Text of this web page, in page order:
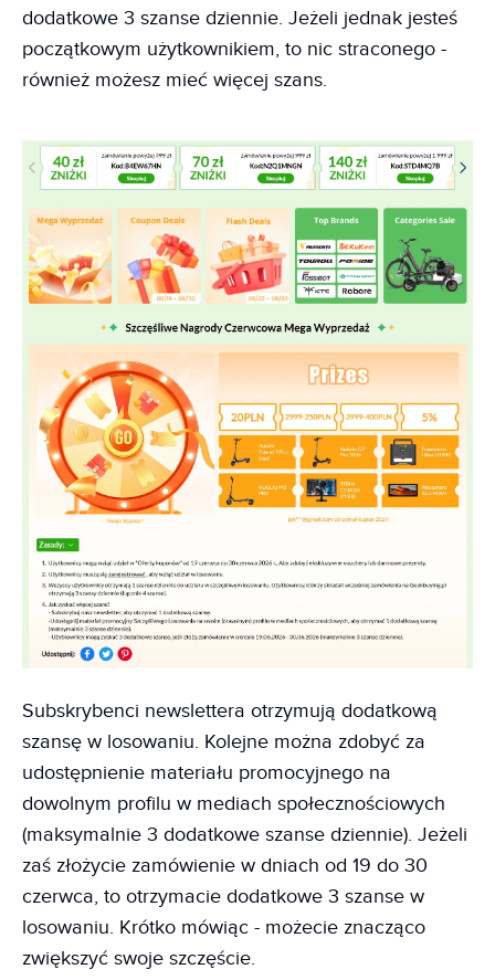
dodatkowe 3 szanse dziennie. Jeżeli jednak jesteś
początkowym użytkownikiem, to nic straconego -
również możesz mieć więcej szans.
Subskrybenci newslettera otrzymują dodatkową
szansę w losowaniu. Kolejne można zdobyć za
udostępnienie materiału promocyjnego na
dowolnym profilu w mediach społecznościowych
(maksymalnie 3 dodatkowe szanse dziennie). Jeżeli
zaś złożycie zamówienie w dniach od 19 do 30
czerwca, to otrzymacie dodatkowe 3 szanse w
losowaniu. Krótko mówiąc - możecie znacząco
zwiększyć swoje szczęście.